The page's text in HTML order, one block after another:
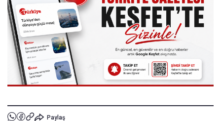
Paylaş